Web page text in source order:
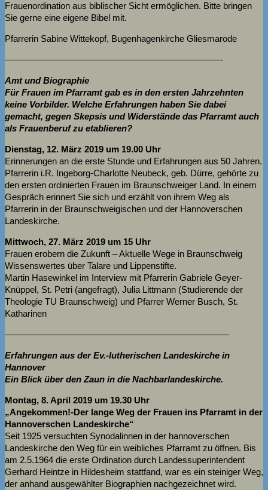
Frauenordination aus biblischer Sicht ermöglichen. Bitte bringen
Sie gerne eine eigene Bibel mit.
Pfarrerin Sabine Wittekopf, Bugenhagenkirche Gliesmarode
————————————————————————-
Amt und Biographie
Für Frauen im Pfarramt gab es in den ersten Jahrzehnten
keine Vorbilder. Welche Erfahrungen haben Sie dabei
gemacht, gegen Skepsis und Widerstände das Pfarramt auch
als Frauenberuf zu etablieren?
Dienstag, 12. März 2019 um 19.00 Uhr
Erinnerungen an die erste Stunde und Erfahrungen aus 50 Jahren.
Pfarrerin i.R. Ingeborg-Charlotte Neubeck, geb. Dürre, gehörte zu
den ersten ordinierten Frauen im Braunschweiger Land. In einem
Gespräch erinnert Sie sich und erzählt von ihrem Weg als
Pfarrerin in der Braunschweigischen und der Hannoverschen
Landeskirche.
Mittwoch, 27. März 2019 um 15 Uhr
Frauen erobern die Zukunft – Aktuelle Wege in Braunschweig
Wissenswertes über Talare und Lippenstifte.
Martin Hasewinkel im Interview mit Pfarrerin Gabriele Geyer-
Knüppel, St. Petri (angefragt), Julia Littmann (Studierende der
Theologie TU Braunschweig) und Pfarrer Werner Busch, St.
Katharinen
—————————————————————————
Erfahrungen aus der Ev.-lutherischen Landeskirche in
Hannover
Ein Blick über den Zaun in die Nachbarlandeskirche.
Montag, 8. April 2019 um 19.30 Uhr
„Angekommen!-Der lange Weg der Frauen ins Pfarramt in der
Hannoverschen Landeskirche“
Seit 1925 versuchten Synodalinnen in der hannoverschen
Landeskirche den Weg für ein weibliches Pfarramt zu öffnen. Bis
am 2.5.1964 die erste Ordination durch Landessuperintendent
Gerhard Heintze in Hildesheim stattfand, war es ein steiniger Weg,
der anhand ausgewählter Biographien nachgezeichnet wird.